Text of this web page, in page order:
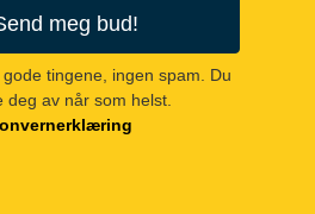
meg bud!
tingene, ingen spam. Du
deg av når som helst.